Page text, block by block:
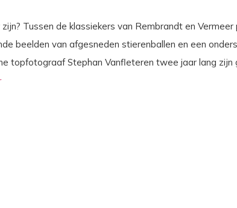
Tussen de klassiekers van Rembrandt en
beelden van afgesneden stierenballen en een
topfotograaf Stephan Vanfleteren twee jaar lang zijn